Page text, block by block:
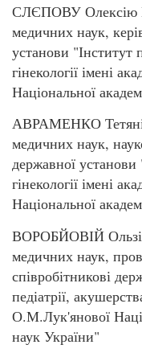
СЛЄПОВУ Олексію
медичних наук,
установи "Інститут
гінекології імені
Національної
АВРАМЕНКО Тетяні
медичних наук,
державної установи
гінекології імені
Національної
ВОРОБЙОВІЙ Ользі
медичних наук,
співробітникові
педіатрії,
О.М.Лук'янової
наук України"